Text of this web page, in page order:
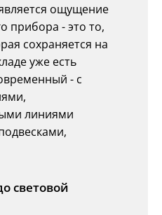
ощущение
прибора - это то,
сохраняется на
уже есть
- с
линиями
световой